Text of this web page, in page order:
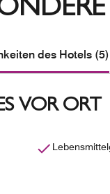
des Hotels (5)
VOR ORT